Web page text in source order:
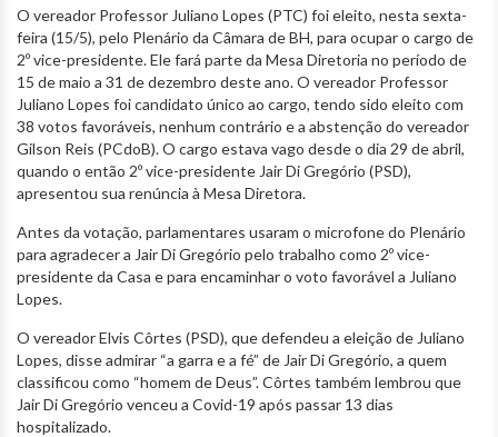
O vereador Professor Juliano Lopes (PTC) foi eleito, nesta sexta-
feira (15/5), pelo Plenário da Câmara de BH, para ocupar o cargo de
2º vice-presidente. Ele fará parte da Mesa Diretoria no período de
15 de maio a 31 de dezembro deste ano. O vereador Professor
Juliano Lopes foi candidato único ao cargo, tendo sido eleito com
38 votos favoráveis, nenhum contrário e a abstenção do vereador
Gilson Reis (PCdoB). O cargo estava vago desde o dia 29 de abril,
quando o então 2º vice-presidente Jair Di Gregório (PSD),
apresentou sua renúncia à Mesa Diretora.
Antes da votação, parlamentares usaram o microfone do Plenário
para agradecer a Jair Di Gregório pelo trabalho como 2º vice-
presidente da Casa e para encaminhar o voto favorável a Juliano
Lopes.
O vereador Elvis Côrtes (PSD), que defendeu a eleição de Juliano
Lopes, disse admirar “a garra e a fé” de Jair Di Gregório, a quem
classificou como “homem de Deus”. Côrtes também lembrou que
Jair Di Gregório venceu a Covid-19 após passar 13 dias
hospitalizado.